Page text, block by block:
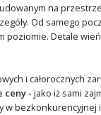
na
Od samego
Detale
i całorocznych
ceny - jako iż sami
bezkonkurencyjnej